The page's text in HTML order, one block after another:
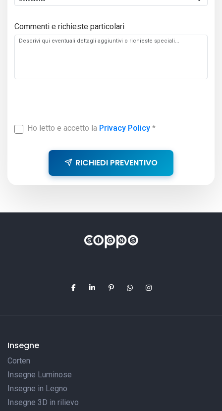
Commenti e richieste particolari
Ho letto e accetto la Privacy Policy*
RICHIEDI PREVENTIVO
Insegne
Corten
Insegne Luminose
Insegne in Legno
Insegne 3D in rilievo